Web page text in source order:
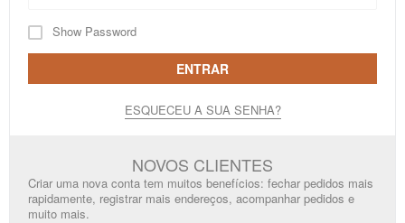
Show Password
ENTRAR
ESQUECEU A SUA SENHA?
NOVOS CLIENTES
Criar uma nova conta tem muitos benefícios: fechar pedidos mais
rapidamente, registrar mais endereços, acompanhar pedidos e
muito mais.